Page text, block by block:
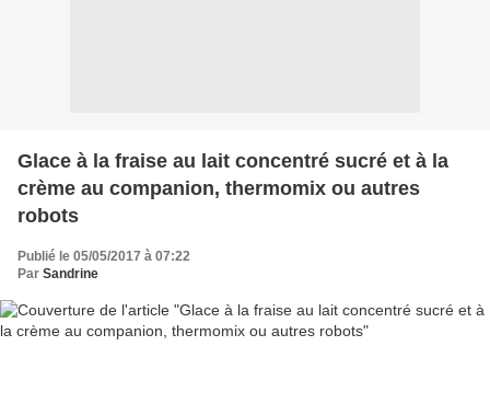
Glace à la fraise au lait concentré sucré et à la
crème au companion, thermomix ou autres
robots
Publié le 05/05/2017 à 07:22
Par Sandrine